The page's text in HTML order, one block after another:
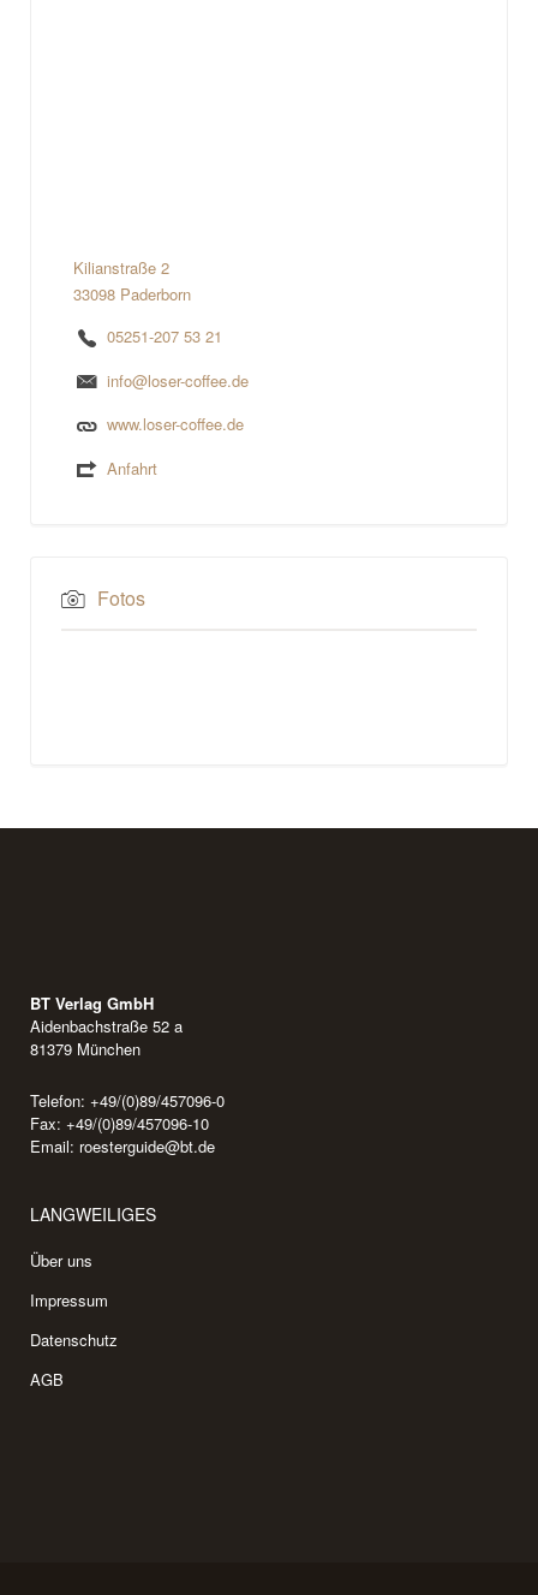
Kilianstraße 2
33098 Paderborn
05251-207 53 21
info@loser-coffee.de
www.loser-coffee.de
Anfahrt
Fotos
BT Verlag GmbH
Aidenbachstraße 52 a
81379 München
Telefon: +49/(0)89/457096-0
Fax: +49/(0)89/457096-10
Email: roesterguide@bt.de
LANGWEILIGES
Über uns
Impressum
Datenschutz
AGB